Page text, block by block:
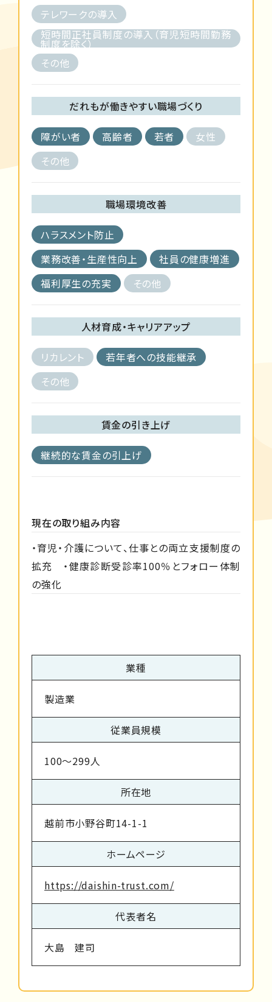
テレワークの導入
短時間正社員制度の導入（育児短時間勤務
制度を除く）
その他
だれもが働きやすい職場づくり
障がい者 高齢者 若者
女性
その他
職場環境改善
ハラスメント防止
業務改善・生産性向上
社員の健康増進
福利厚生の充実
その他
人材育成・キャリアアップ
リカレント
若年者への技能継承
その他
賃金の引き上げ
継続的な賃金の引上げ
現在の取り組み内容
・育児・介護について、仕事との両立支援制度の
拡充 ・健康診断受診率100％とフォロー体制
の強化
業種
製造業
従業員規模
100～299人
所在地
越前市小野谷町14-1-1
ホームページ
https://daishin-trust.com/
代表者名
大島 建司